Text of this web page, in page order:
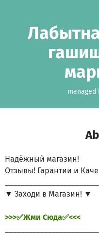
managed
Надёжный магазин!
Отзывы! Гарантии и
▼ Заходи в Магазин! ▼
>>>✅Жми Сюда✅<<<